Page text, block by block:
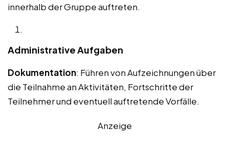
innerhalb der Gruppe auftreten.
Administrative Aufgaben
Dokumentation: Führen von Aufzeichnungen über
die Teilnahme an Aktivitäten, Fortschritte der
Teilnehmer und eventuell auftretende Vorfälle.
Anzeige